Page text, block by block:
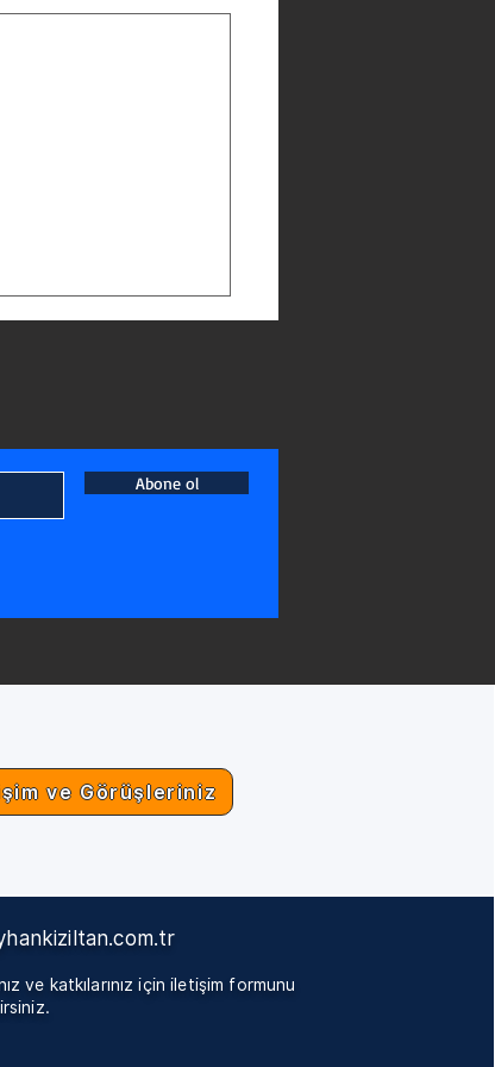
Abone ol
ve Görüşleriniz
ve katkılarınız için iletişim formunu